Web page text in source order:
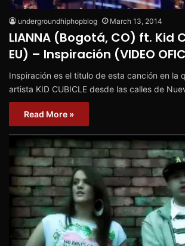
undergroundhiphopblog March 13, 2014
LIANNA (Bogotá, CO) ft. Kid
EU) – Inspiración (VIDEO
Inspiración es el titulo de esta canción en la
artista KID CUBICLE desde las calles de
Read More »